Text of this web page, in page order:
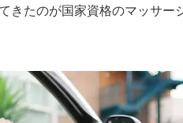
きたのが国家資格のマッサ